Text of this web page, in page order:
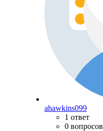
ahawkins099
1 ответ
0 вопросов